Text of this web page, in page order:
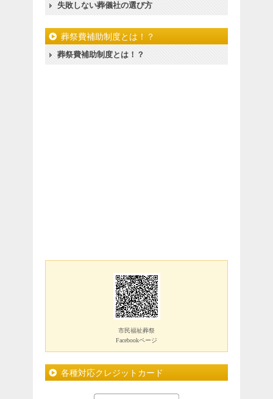
失敗しない葬儀社の選び方
葬祭費補助制度とは！？
葬祭費補助制度とは！？
市民福祉葬祭
Facebookページ
各種対応クレジットカード